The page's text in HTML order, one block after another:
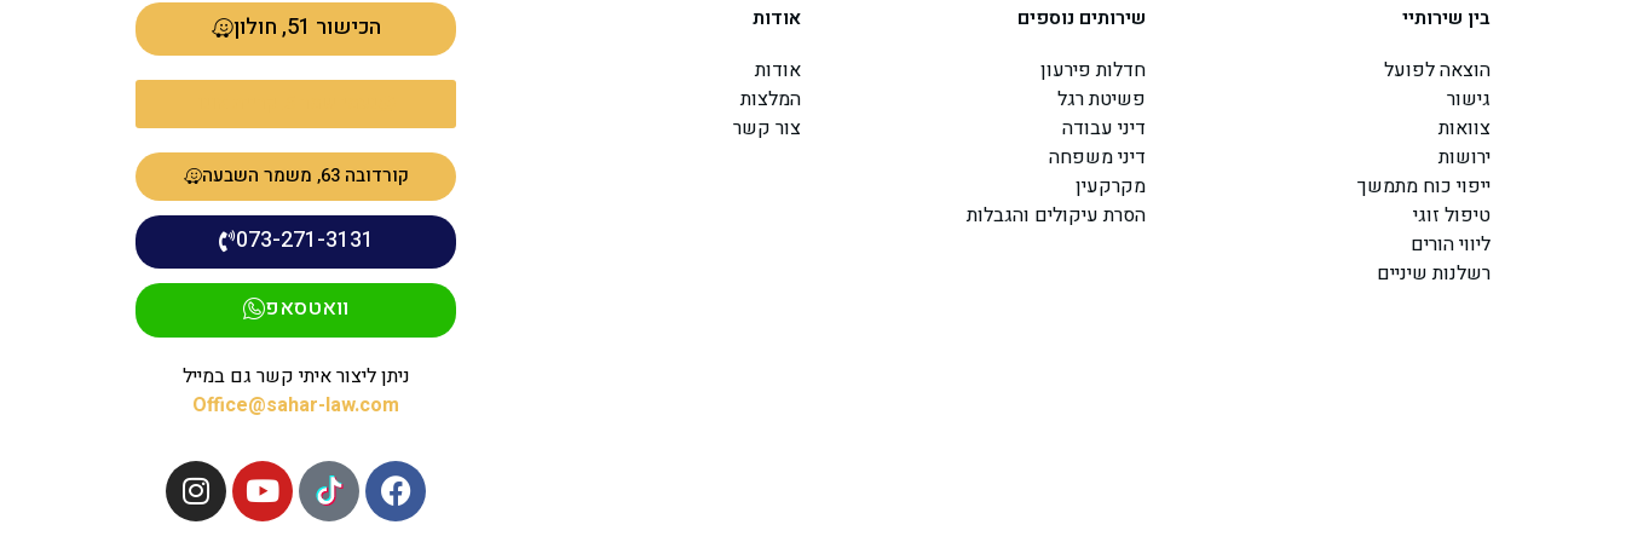
בין שירותיי
הוצאה לפועל
גישור
צוואות
ירושות
ייפוי כוח מתמשך
טיפול זוגי
ליווי הורים
רשלנות שיניים
שירותים נוספים
חדלות פירעון
פשיטת רגל
דיני עבודה
דיני משפחה
מקרקעין
הסרת עיקולים והגבלות
אודות
אודות
המלצות
צור קשר
הכישור 51, חולון
קורדובה 63, משמר השבעה
073-271-3131
וואטסאפ
ניתן ליצור איתי קשר גם במייל
Office@sahar-law.com